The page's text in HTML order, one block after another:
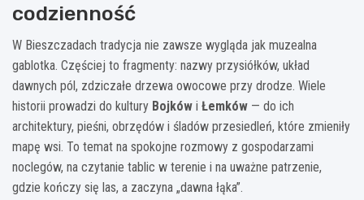
codzienność
W Bieszczadach tradycja nie zawsze wygląda jak muzealna
gablotka. Częściej to fragmenty: nazwy przysiółków, układ
dawnych pól, zdziczałe drzewa owocowe przy drodze. Wiele
historii prowadzi do kultury Bojków i Łemków — do ich
architektury, pieśni, obrzędów i śladów przesiedleń, które zmieniły
mapę wsi. To temat na spokojne rozmowy z gospodarzami
noclegów, na czytanie tablic w terenie i na uważne patrzenie,
gdzie kończy się las, a zaczyna „dawna łąka”.